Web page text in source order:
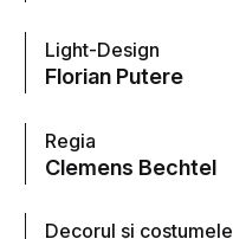
Light-Design
Florian Putere
Regia
Clemens Bechtel
Decorul şi costumele